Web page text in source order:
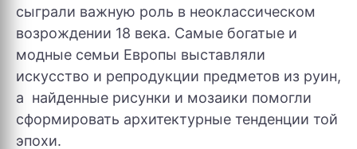
сыграли важную роль в неоклассическом
возрождении 18 века. Самые богатые и
модные семьи Европы выставляли
искусство и репродукции предметов из руин,
а найденные рисунки и мозаики помогли
сформировать архитектурные тенденции той
эпохи.